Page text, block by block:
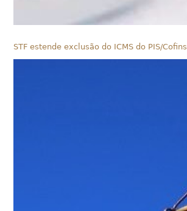
STF estende exclusão do ICMS do PIS/Cofins